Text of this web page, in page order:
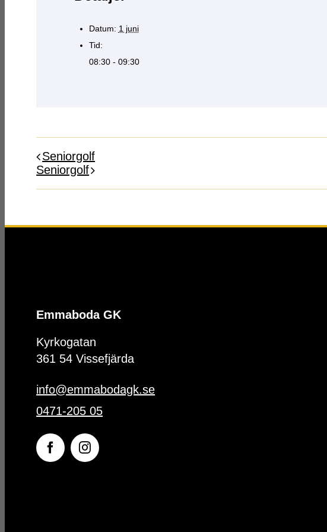
Datum: 1 juni
Tid:
08:30 - 09:30
Seniorgolf
Seniorgolf
Emmaboda GK
Kyrkogatan
361 54 Vissefjärda
info@emmabodagk.se
0471-205 05